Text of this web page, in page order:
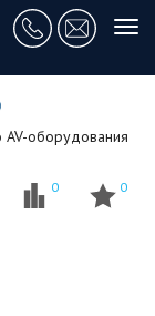
оборудования
0 0